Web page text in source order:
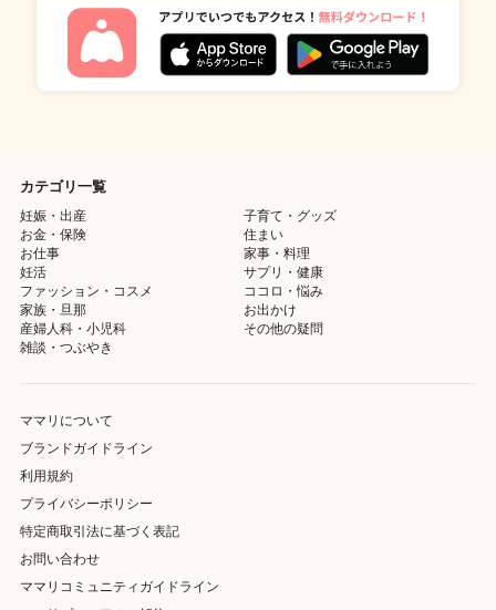
カテゴリ一覧
妊娠・出産
子育て・グッズ
お金・保険
住まい
お仕事
家事・料理
妊活
サプリ・健康
ファッション・コスメ
ココロ・悩み
家族・旦那
お出かけ
産婦人科・小児科
その他の疑問
雑談・つぶやき
ママリについて
ブランドガイドライン
利用規約
プライバシーポリシー
特定商取引法に基づく表記
お問い合わせ
ママリコミュニティガイドライン